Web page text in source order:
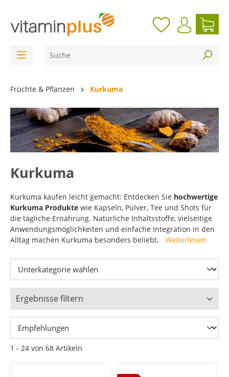
Früchte & Pflanzen Kurkuma
Kurkuma
Kurkuma kaufen leicht gemacht: Entdecken Sie hochwertige
Kurkuma Produkte wie Kapseln, Pulver, Tee und Shots für
die tägliche Ernährung. Natürliche Inhaltsstoffe, vielseitige
Anwendungsmöglichkeiten und einfache Integration in den
Alltag machen Kurkuma besonders beliebt. Weiterlesen
Ergebnisse filtern
1 - 24 von 68 Artikeln